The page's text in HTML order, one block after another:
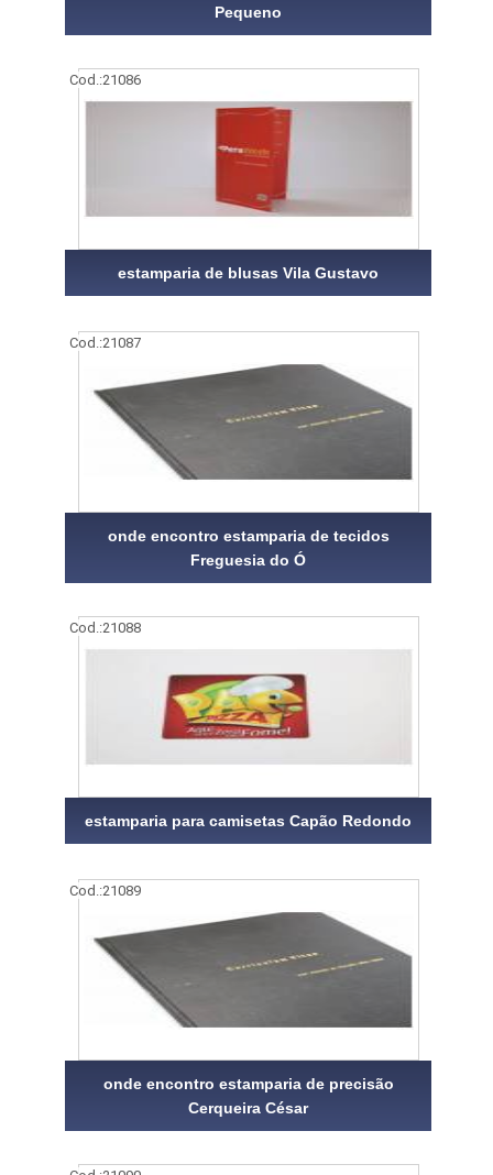
Pequeno
Cod.:21086
estamparia de blusas Vila Gustavo
Cod.:21087
onde encontro estamparia de tecidos
Freguesia do Ó
Cod.:21088
estamparia para camisetas Capão Redondo
Cod.:21089
onde encontro estamparia de precisão
Cerqueira César